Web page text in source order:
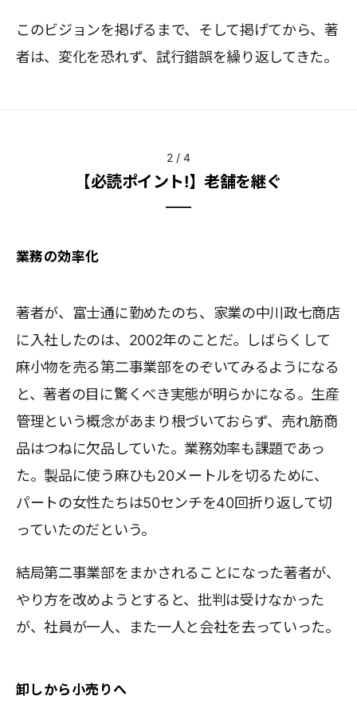
このビジョンを掲げるまで、そして掲げてから、著
者は、変化を恐れず、試行錯誤を繰り返してきた。
2 / 4
【必読ポイント!】老舗を継ぐ
業務の効率化
著者が、富士通に勤めたのち、家業の中川政七商店
に入社したのは、2002年のことだ。しばらくして
麻小物を売る第二事業部をのぞいてみるようになる
と、著者の目に驚くべき実態が明らかになる。生産
管理という概念があまり根づいておらず、売れ筋商
品はつねに欠品していた。業務効率も課題であっ
た。製品に使う麻ひも20メートルを切るために、
パートの女性たちは50センチを40回折り返して切
っていたのだという。
結局第二事業部をまかされることになった著者が、
やり方を改めようとすると、批判は受けなかった
が、社員が一人、また一人と会社を去っていった。
卸しから小売りへ